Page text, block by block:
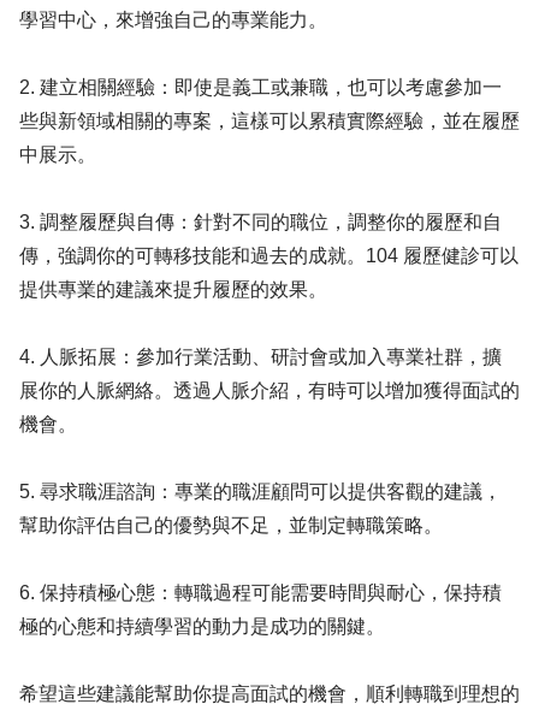
學習中心，來增強自己的專業能力。
2. 建立相關經驗：即使是義工或兼職，也可以考慮參加一
些與新領域相關的專案，這樣可以累積實際經驗，並在履歷
中展示。
3. 調整履歷與自傳：針對不同的職位，調整你的履歷和自
傳，強調你的可轉移技能和過去的成就。104 履歷健診可以
提供專業的建議來提升履歷的效果。
4. 人脈拓展：參加行業活動、研討會或加入專業社群，擴
展你的人脈網絡。透過人脈介紹，有時可以增加獲得面試的
機會。
5. 尋求職涯諮詢：專業的職涯顧問可以提供客觀的建議，
幫助你評估自己的優勢與不足，並制定轉職策略。
6. 保持積極心態：轉職過程可能需要時間與耐心，保持積
極的心態和持續學習的動力是成功的關鍵。
希望這些建議能幫助你提高面試的機會，順利轉職到理想的